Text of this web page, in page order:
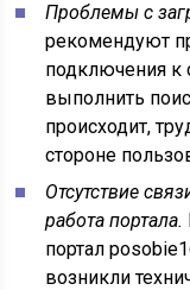
Проблемы с
рекомендуют
подключения к
выполнить
происходит,
стороне
Отсутствие
работа портала.
портал
возникли